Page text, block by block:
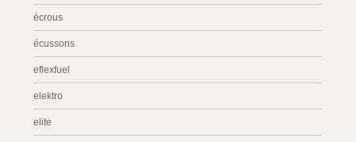
écrous
écussons
eflexfuel
elektro
elite